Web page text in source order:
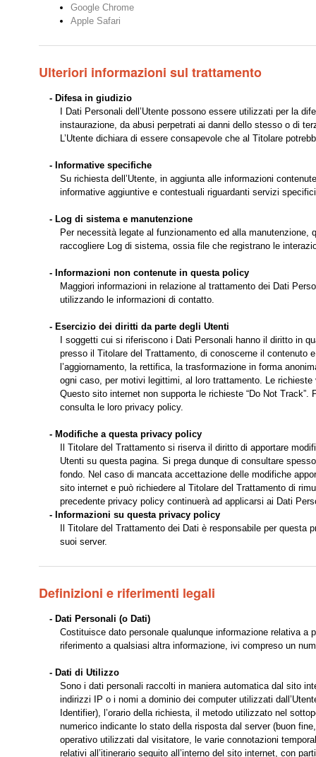
Google Chrome
Apple Safari
Ulteriori informazioni sul trattamento
- Difesa in giudizio
I Dati Personali dell’Utente possono essere utilizzati per la
instaurazione, da abusi perpetrati ai danni dello stesso o di
L’Utente dichiara di essere consapevole che al Titolare
- Informative specifiche
Su richiesta dell’Utente, in aggiunta alle informazioni
informative aggiuntive e contestuali riguardanti servizi
- Log di sistema e manutenzione
Per necessità legate al funzionamento ed alla
raccogliere Log di sistema, ossia file che registrano le
- Informazioni non contenute in questa policy
Maggiori informazioni in relazione al trattamento dei Dati
utilizzando le informazioni di contatto.
- Esercizio dei diritti da parte degli Utenti
I soggetti cui si riferiscono i Dati Personali hanno il diritto in
presso il Titolare del Trattamento, di conoscerne il contenuto
l’aggiornamento, la rettifica, la trasformazione in forma
ogni caso, per motivi legittimi, al loro trattamento. Le
Questo sito internet non supporta le richieste “Do Not
consulta le loro privacy policy.
- Modifiche a questa privacy policy
Il Titolare del Trattamento si riserva il diritto di apportare
Utenti su questa pagina. Si prega dunque di consultare
fondo. Nel caso di mancata accettazione delle modifiche
sito internet e può richiedere al Titolare del Trattamento di
precedente privacy policy continuerà ad applicarsi ai Dati
- Informazioni su questa privacy policy
Il Titolare del Trattamento dei Dati è responsabile per
suoi server.
Definizioni e riferimenti legali
- Dati Personali (o Dati)
Costituisce dato personale qualunque informazione relativa
riferimento a qualsiasi altra informazione, ivi compreso un
- Dati di Utilizzo
Sono i dati personali raccolti in maniera automatica dal sito
indirizzi IP o i nomi a dominio dei computer utilizzati
Identifier), l’orario della richiesta, il metodo utilizzato nel
numerico indicante lo stato della risposta dal server (buon
operativo utilizzati dal visitatore, le varie connotazioni
relativi all’itinerario seguito all’interno del sito internet, con